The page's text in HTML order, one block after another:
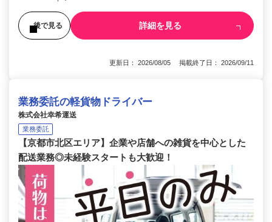
後で見る 詳細を見る
更新日： 2026/08/05 掲載終了日： 2026/09/11
業務委託の軽貨物ドライバー
株式会社幸希運送
業務委託
【京都市北区エリア】企業や店舗への雑貨を中心とした
配送業務◎未経験スタートも大歓迎！